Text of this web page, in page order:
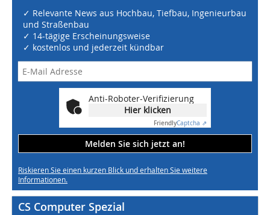
✓ Relevante News aus Hochbau, Tiefbau, Ingenieurbau
und Straßenbau
✓ 14-tägige Erscheinungsweise
✓ kostenlos und jederzeit kündbar
Anti-Roboter-Verifizierung
Hier klicken
FriendlyCaptcha ⇗
Melden Sie sich jetzt an!
Riskieren Sie einen kurzen Blick und erhalten Sie weitere
Informationen.
CS Computer Spezial